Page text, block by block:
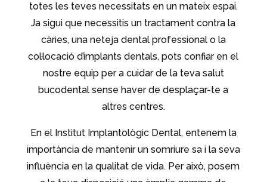
totes les teves necessitats en un mateix espai.
Ja sigui que necessitis un tractament contra la
càries, una neteja dental professional o la
col·locació d’implants dentals, pots confiar en el
nostre equip per a cuidar de la teva salut
bucodental sense haver de desplaçar-te a
altres centres.
En el Institut Implantològic Dental, entenem la
importància de mantenir un somriure sa i la seva
influència en la qualitat de vida. Per això, posem